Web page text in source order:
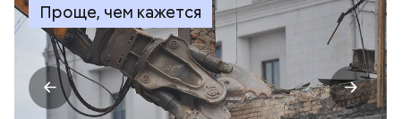
Проще, чем кажется